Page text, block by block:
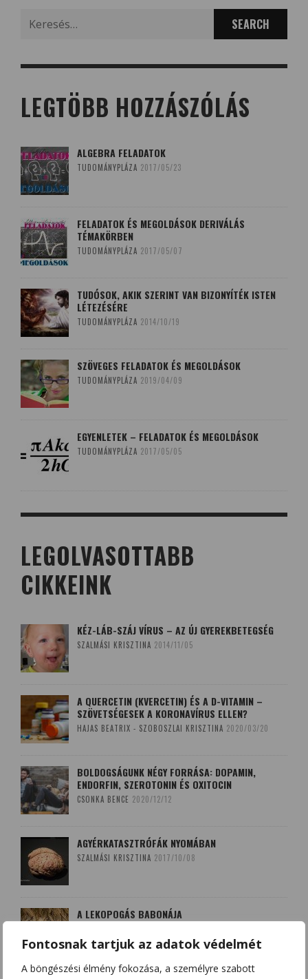
Fontosnak tartjuk az adatok védelmét
A böngészési élmény fokozása, a személyre szabott
for:
LEGTÖBB HOZZÁSZÓLÁS
ALGEBRA FELADATOK
TUDOMÁNYPLÁZA 2017/05/23
FELADATOK ÉS MEGOLDÁSOK DERIVÁLÁS
TÉMAKÖRBEN
TUDOMÁNYPLÁZA 2017/05/07
TUDÓSOK, AKIK SZERINT VAN BIZONYÍTÉK ISTEN
LÉTEZÉSÉRE
TUDOMÁNYPLÁZA 2014/10/19
SZÖVEGES FELADATOK ÉS MEGOLDÁSOK
TUDOMÁNYPLÁZA 2019/04/09
EGYENLETEK – FELADATOK ÉS MEGOLDÁSOK
TUDOMÁNYPLÁZA 2017/05/05
LEGOLVASOTTABB
CIKKEINK
KÉZ-LÁB-SZÁJ VÍRUS – AZ ÚJ GYEREKBETEGSÉG
SZALMÁSI KRISZTINA 2014/11/05
A QUERCETIN (KVERCETIN) ÉS A D-VITAMIN –
SZÖVETSÉGESEK A KORONAVÍRUS ELLEN?
HAJAS BEATRIX - SZOBOSZLAI KRISZTINA 2020/03/20
BOLDOGSÁGUNK NÉGY FORRÁSA: DOPAMIN,
ENDORFIN, SZEROTONIN ÉS OXITOCIN
CSONKA BENCE 2020/12/12
AGYÉRKATASZTRÓFÁK NYOMÁBAN
SZALMÁSI KRISZTINA 2017/10/08
A LEKOPOGÁS BABONÁJA